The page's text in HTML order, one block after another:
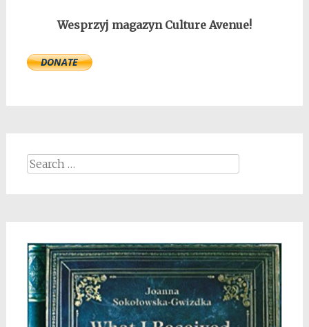
Wesprzyj magazyn Culture Avenue!
Search
for: